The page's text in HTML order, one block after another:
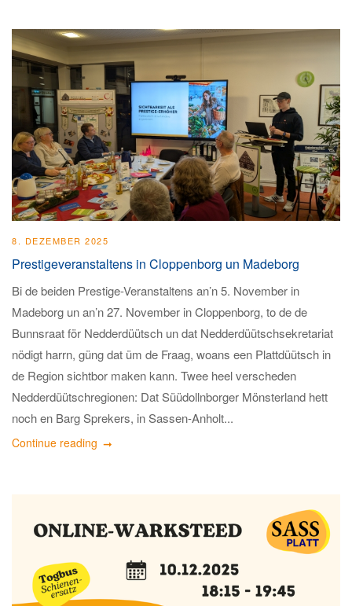
8. DEZEMBER 2025
Prestigeveranstaltens in Cloppenborg un Madeborg
Bi de beiden Prestige-Veranstaltens an’n 5. November in
Madeborg un an’n 27. November in Cloppenborg, to de de
Bunnsraat för Nedderdüütsch un dat Nedderdüütschsekretariat
nödigt harrn, güng dat üm de Fraag, woans een Plattdüütsch in
de Region sichtbor maken kann. Twee heel verscheden
Nedderdüütschregionen: Dat Süüdollnborger Mönsterland hett
noch en Barg Sprekers, in Sassen-Anholt...
Continue reading